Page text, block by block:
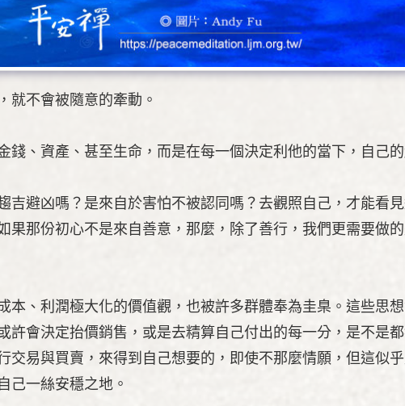
就不會被隨意的牽動。
、資產、甚至生命，而是在每一個決定利他的當下，自己的
吉避凶嗎？是來自於害怕不被認同嗎？去觀照自己，才能看
果那份初心不是來自善意，那麼，除了善行，我們更需要做
本、利潤極大化的價值觀，也被許多群體奉為圭臬。這些思
許會決定抬價銷售，或是去精算自己付出的每一分，是不是
交易與買賣，來得到自己想要的，即使不那麼情願，但這似
己一絲安穩之地。